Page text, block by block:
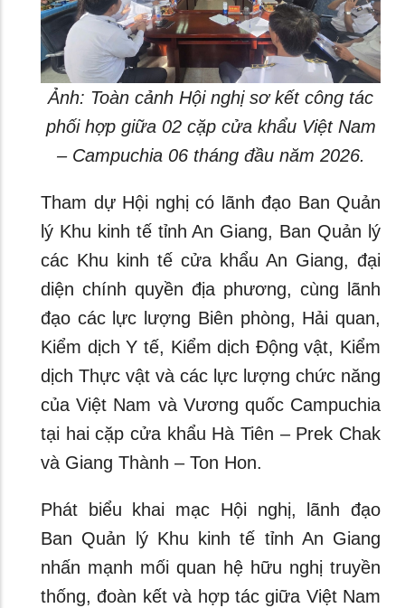
Ảnh: Toàn cảnh Hội nghị sơ kết công tác
phối hợp giữa 02 cặp cửa khẩu Việt Nam
– Campuchia 06 tháng đầu năm 2026.
Tham dự Hội nghị có lãnh đạo Ban Quản
lý Khu kinh tế tỉnh An Giang, Ban Quản lý
các Khu kinh tế cửa khẩu An Giang, đại
diện chính quyền địa phương, cùng lãnh
đạo các lực lượng Biên phòng, Hải quan,
Kiểm dịch Y tế, Kiểm dịch Động vật, Kiểm
dịch Thực vật và các lực lượng chức năng
của Việt Nam và Vương quốc Campuchia
tại hai cặp cửa khẩu Hà Tiên – Prek Chak
và Giang Thành – Ton Hon.
Phát biểu khai mạc Hội nghị, lãnh đạo
Ban Quản lý Khu kinh tế tỉnh An Giang
nhấn mạnh mối quan hệ hữu nghị truyền
thống, đoàn kết và hợp tác giữa Việt Nam